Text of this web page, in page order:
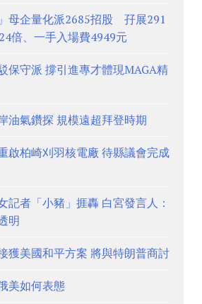
」母企量化派2685招股 孖展291
倍、一手入場費4949元
保守派 撐引進專才體現MAGA精
油氣鑽探 規模遠超拜登時期
啟柏崎刈羽核電廠 待縣議會完成
記者「小豬」捱轟 白宮發言人：
明
獲美國和平方案 將與特朗普商討
美如何表態